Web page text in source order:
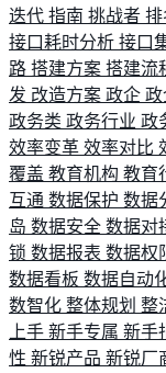
迭代 指南 挑战者 排
接口耗时分析 接口
路 搭建方案 搭建流
发 改造方案 政企 政
政务类 政务行业 政
效率变革 效率对比
覆盖 教育机构 教育
互通 数据保护 数据
岛 数据安全 数据对
锁 数据报表 数据权
数据看板 数据自动
数智化 整体规划 整
上手 新手专属 新手
性 新锐产品 新锐厂